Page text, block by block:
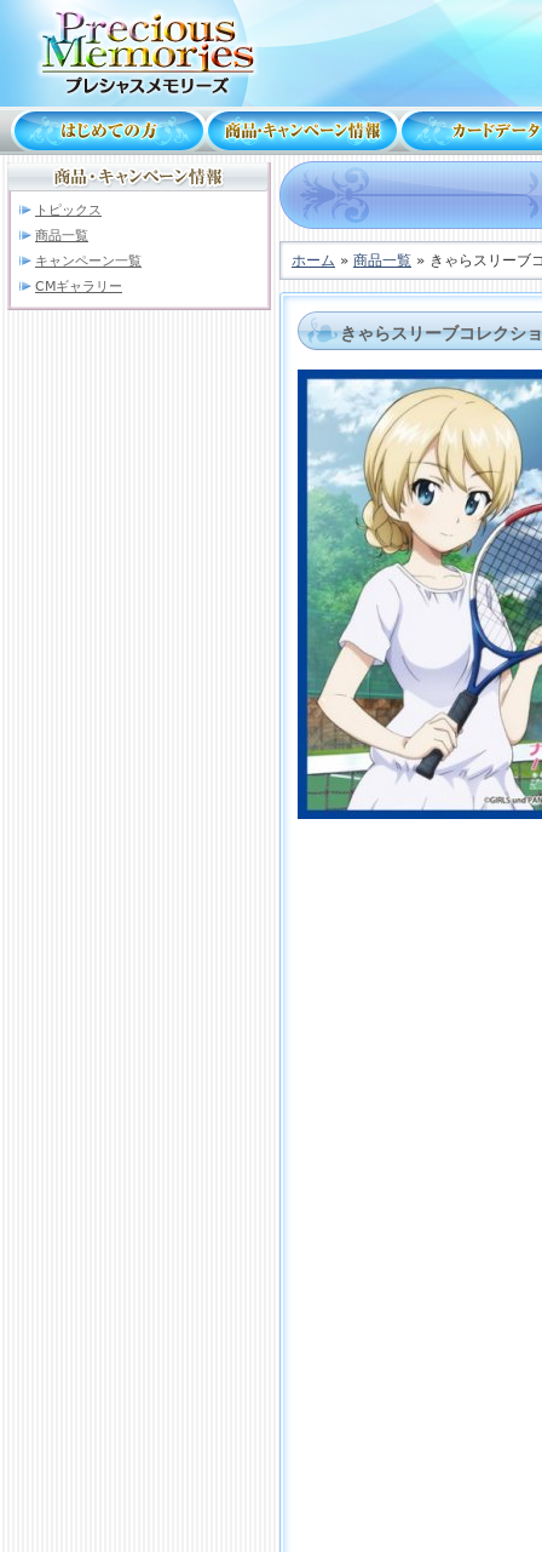
トピックス
商品一覧
キャンペーン一覧
CMギャラリー
ホーム » 商品一覧 » きゃらスリーブ
きゃらスリーブコレクシ